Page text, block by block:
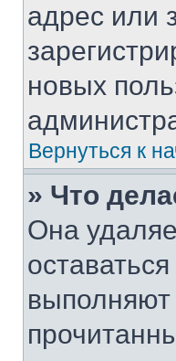
адрес или
новых
Вернуться к
» Что
Она
выполняют